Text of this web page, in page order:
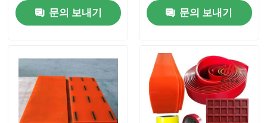
제품 소개
동영상
문의 보내기
문의 보내기